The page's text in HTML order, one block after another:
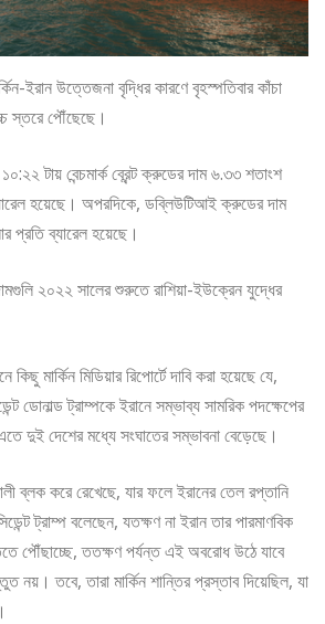
ইরান উত্তেজনা বৃদ্ধির কারণে বৃহস্পতিবার কাঁচা
স্তরে পৌঁছেছে।
টায় বেন্চমার্ক ব্রেন্ট ক্রুডের দাম ৬.৩৩ শতাংশ
হয়েছে। অপরদিকে, ডব্লিউটিআই ক্রুডের দাম
প্রতি ব্যারেল হয়েছে।
২০২২ সালের শুরুতে রাশিয়া-ইউক্রেন যুদ্ধের
মার্কিন মিডিয়ার রিপোর্টে দাবি করা হয়েছে যে,
ডোনাল্ড ট্রাম্পকে ইরানে সম্ভাব্য সামরিক পদক্ষেপের
দুই দেশের মধ্যে সংঘাতের সম্ভাবনা বেড়েছে।
ব্লক করে রেখেছে, যার ফলে ইরানের তেল রপ্তানি
ট্রাম্প বলেছেন, যতক্ষণ না ইরান তার পারমাণবিক
পৌঁছাচ্ছে, ততক্ষণ পর্যন্ত এই অবরোধ উঠে যাবে
নয়। তবে, তারা মার্কিন শান্তির প্রস্তাব দিয়েছিল, যা